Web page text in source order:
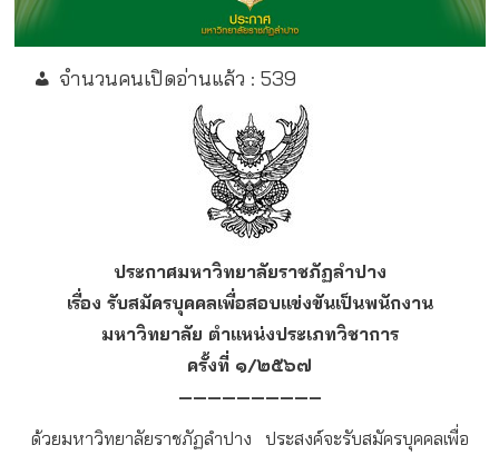
จำนวนคนเปิดอ่านแล้ว : 539
ประกาศมหาวิทยาลัยราชภัฏลำปาง
เรื่อง รับสมัครบุคคลเพื่อสอบแข่งขันเป็นพนักงาน
มหาวิทยาลัย ตำแหน่งประเภทวิชาการ
ครั้งที่ ๑/๒๕๖๗
—————————–
ด้วยมหาวิทยาลัยราชภัฏลำปาง ประสงค์จะรับสมัครบุคคลเพื่อ